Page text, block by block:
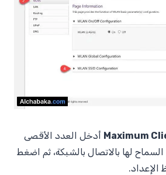
Maximum أدخل العدد الأقصى
السماح لها بالاتصال بالشبكة، ثم اضغط
الإعداد.